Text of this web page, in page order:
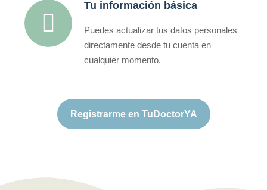
Tu información básica
Puedes actualizar tus datos personales
directamente desde tu cuenta en
cualquier momento.
Registrarme en TuDoctorYA